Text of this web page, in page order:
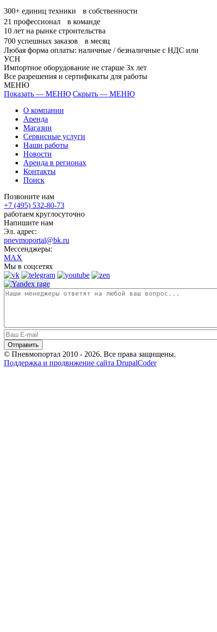
300+ единиц техники в собственности
21 профессионал в команде
10 лет на рынке строительства
700 успешных заказов в месяц
Любая форма оплаты: наличные / безналичные с НДС или
УСН
Импортное оборудование не старше 3х лет
Все разрешения и сертификаты для работы
МЕНЮ
Показать — МЕНЮ Скрыть — МЕНЮ
О компании
Аренда
Магазин
Сервисные услуги
Наши работы
Новости
Аренда в регионах
Контакты
Поиск
Позвоните нам
+7 (495) 532-80-73
работаем круглосуточно
Напишите нам
Эл. адрес:
pnevmoportal@bk.ru
Мессенджеры:
MAX
Мы в соцсетях
© Пневмопортал 2010 - 2026. Все права защищены.
Поддержка и продвижение сайта DrupalCoder